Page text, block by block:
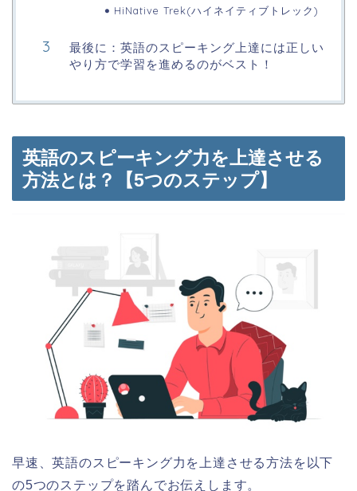
HiNative Trek(ハイネイティブトレック)
最後に：英語のスピーキング上達には正しい
やり方で学習を進めるのがベスト！
英語のスピーキング力を上達させる
方法とは？【5つのステップ】
早速、英語のスピーキング力を上達させる方法を以下
の5つのステップを踏んでお伝えします。